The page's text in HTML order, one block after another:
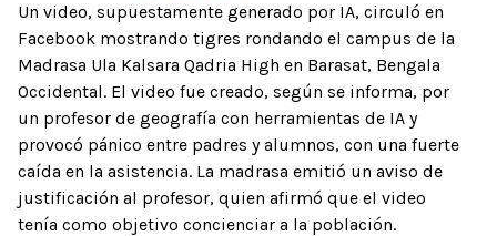
Un video, supuestamente generado por IA, circuló en
Facebook mostrando tigres rondando el campus de la
Madrasa Ula Kalsara Qadria High en Barasat, Bengala
Occidental. El video fue creado, según se informa, por
un profesor de geografía con herramientas de IA y
provocó pánico entre padres y alumnos, con una fuerte
caída en la asistencia. La madrasa emitió un aviso de
justificación al profesor, quien afirmó que el video
tenía como objetivo concienciar a la población.